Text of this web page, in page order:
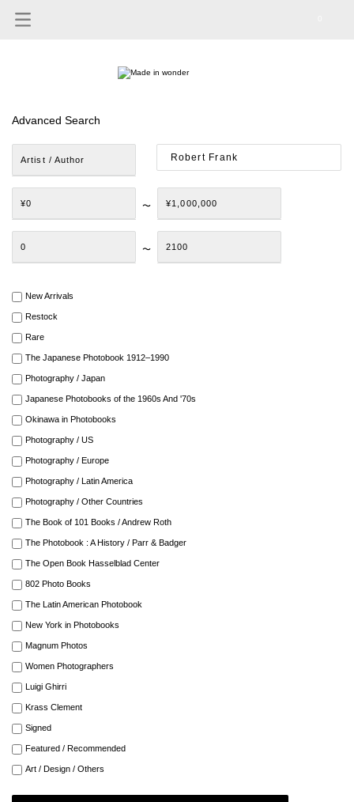
Advanced Search
Artist / Author
¥0 〜 ¥1,000,000
0 〜 2100
New Arrivals
Restock
Rare
The Japanese Photobook 1912–1990
Photography / Japan
Japanese Photobooks of the 1960s And '70s
Okinawa in Photobooks
Photography / US
Photography / Europe
Photography / Latin America
Photography / Other Countries
The Book of 101 Books / Andrew Roth
The Photobook : A History / Parr & Badger
The Open Book Hasselblad Center
802 Photo Books
The Latin American Photobook
New York in Photobooks
Magnum Photos
Women Photographers
Luigi Ghirri
Krass Clement
Signed
Featured / Recommended
Art / Design / Others